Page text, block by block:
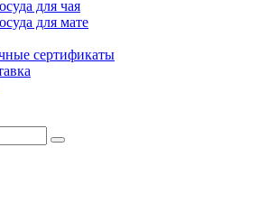
для чая
для мате
сертификаты